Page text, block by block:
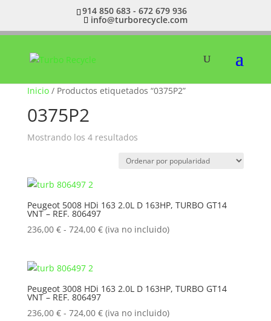
914 850 683 - 672 679 936
info@turborecycle.com
Inicio/ Productos etiquetados “0375P2”
0375P2
Mostrando los 4 resultadosOrdenado
popularidad
Peugeot 5008 HDi 163 2.0L D 163HP, TURBO GT14
VNT – REF. 806497
236,00 € - 724,00 €Rango
236,00 €
724,00 €
(iva no incluido)
Peugeot 3008 HDi 163 2.0L D 163HP, TURBO GT14
VNT – REF. 806497
236,00 € - 724,00 €Rango
(iva no incluido)